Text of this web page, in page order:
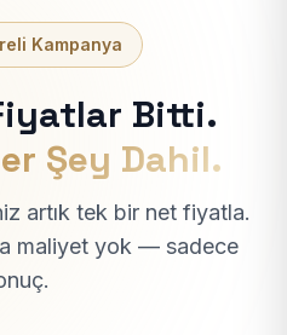
Kampanya
Bitti.
Şey Dahil.
artık tek bir net fiyatla.
maliyet yok — sadece